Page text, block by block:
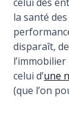
la santé
disparaît,
celui d’une
(que l’on